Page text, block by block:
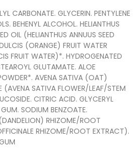
CARBONATE. GLYCERIN. PENTYLENE
BEHENYL ALCOHOL. HELIANTHUS
OIL (HELIANTHUS ANNUUS SEED
(ORANGE) FRUIT WATER
FRUIT WATER)*. HYDROGENATED
GLUTAMATE. ALOE
AVENA SATIVA (OAT)
(AVENA SATIVA FLOWER/LEAF/STEM
CITRIC ACID. GLYCERYL
SODIUM BENZOATE.
RHIZOME/ROOT
RHIZOME/ROOT EXTRACT).